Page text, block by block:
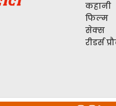
कहानी
फिल्म
सेक्स
रीडर्स